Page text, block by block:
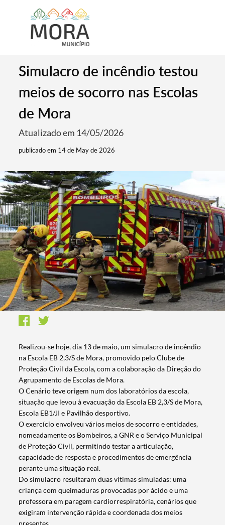
Simulacro de incêndio testou
meios de socorro nas Escolas
de Mora
Atualizado em 14/05/2026
publicado em 14 de May de 2026
Realizou-se hoje, dia 13 de maio, um simulacro de incêndio
na Escola EB 2,3/S de Mora, promovido pelo Clube de
Proteção Civil da Escola, com a colaboração da Direção do
Agrupamento de Escolas de Mora.
O Cenário teve origem num dos laboratórios da escola,
situação que levou à evacuação da Escola EB 2,3/S de Mora,
Escola EB1/JI e Pavilhão desportivo.
O exercício envolveu vários meios de socorro e entidades,
nomeadamente os Bombeiros, a GNR e o Serviço Municipal
de Proteção Civil, permitindo testar a articulação,
capacidade de resposta e procedimentos de emergência
perante uma situação real.
Do simulacro resultaram duas vítimas simuladas: uma
criança com queimaduras provocadas por ácido e uma
professora em paragem cardiorrespiratória, cenários que
exigiram intervenção rápida e coordenada dos meios
presentes.